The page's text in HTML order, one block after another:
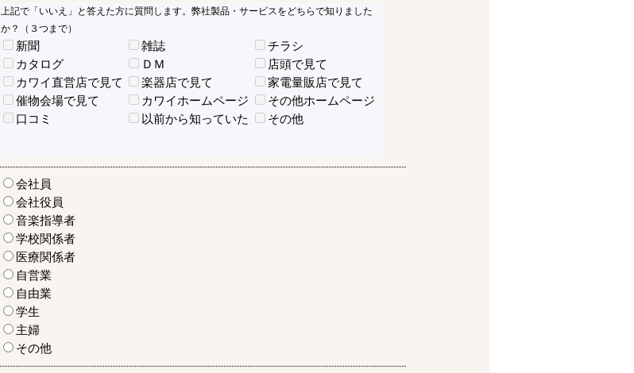
上記で「いいえ」と答えた方に質問します。弊社製品・サービスをどちらで知りました
か？（３つまで）
新聞 雑誌
チラシ
カタログ
ＤＭ
店頭で見て
カワイ直営店で見て
楽器店で見て
家電量販店で見て
催物会場で見て
カワイホームページ
その他ホームページ
口コミ
以前から知っていた その他
会社員
会社役員
音楽指導者
学校関係者
医療関係者
自営業
自由業
学生
主婦
その他